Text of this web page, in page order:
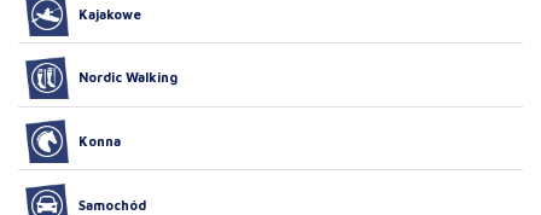
Kajakowe
Nordic Walking
Konna
Samochód